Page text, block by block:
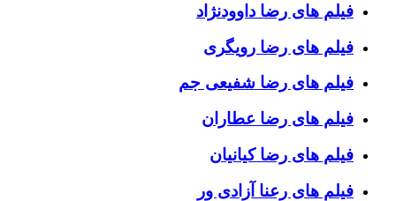
فیلم های رضا داوودنژاد
فیلم های رضا رویگری
فیلم های رضا شفیعی جم
فیلم های رضا عطاران
فیلم های رضا کیانیان
فیلم های رعنا آزادی ور